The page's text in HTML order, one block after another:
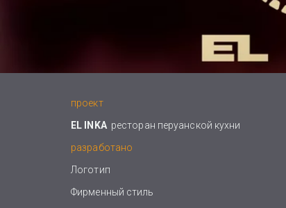
проект
EL INKAресторан перуанской кухни
разработано
Логотип
Фирменный стиль